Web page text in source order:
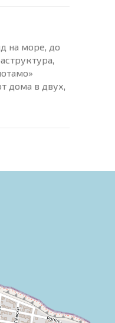
на море, до
дома в двух,